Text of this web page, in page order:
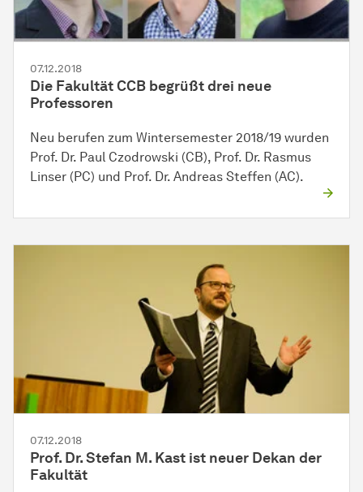
07.12.2018
Die Fakultät CCB begrüßt drei neue
Professoren
Neu berufen zum Win­ter­se­mes­ter 2018/19 wurden
Prof. Dr. Paul Czodrowski (CB), Prof. Dr. Rasmus
Linser (PC) und Prof. Dr. Andreas Steffen (AC).
07.12.2018
Prof. Dr. Stefan M. Kast ist neuer Dekan der
Fakultät